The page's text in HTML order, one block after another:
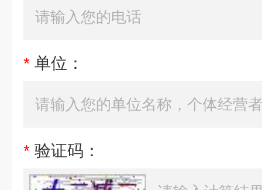
* 单位：
* 验证码：